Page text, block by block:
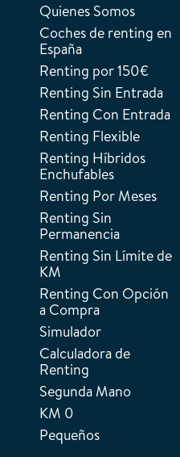
Quienes Somos
Coches de renting en
España
Renting por 150€
Renting Sin Entrada
Renting Con Entrada
Renting Flexible
Renting Híbridos
Enchufables
Renting Por Meses
Renting Sin
Permanencia
Renting Sin Límite de
KM
Renting Con Opción
a Compra
Simulador
Calculadora de
Renting
Segunda Mano
KM 0
Pequeños